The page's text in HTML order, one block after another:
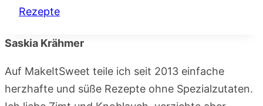
Rezepte
Saskia Krähmer
Auf MakeItSweet teile ich seit 2013 einfache
herzhafte und süße Rezepte ohne Spezialzutaten.